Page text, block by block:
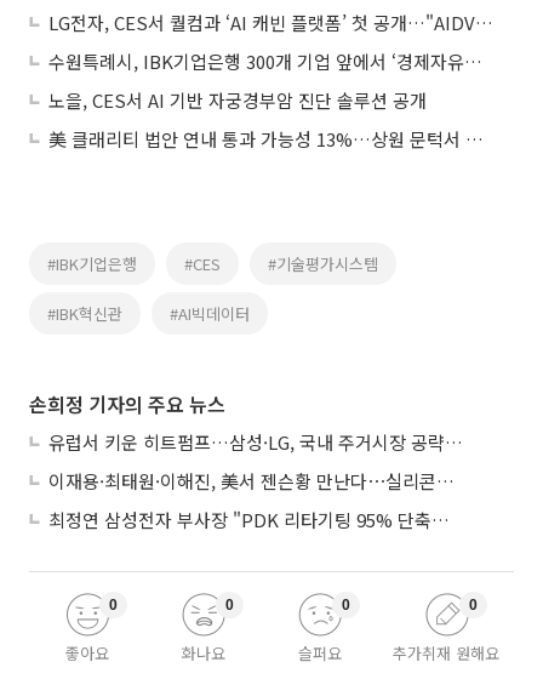
LG전자, CES서 퀄컴과 ‘AI 캐빈 플랫폼’ 첫 공개…"AIDV 기술력 눈길"
수원특례시, IBK기업은행 300개 기업 앞에서 ‘경제자유구역’ 전면 선언
노을, CES서 AI 기반 자궁경부암 진단 솔루션 공개
美 클래리티 법안 연내 통과 가능성 13%…상원 문턱서 제동
#IBK기업은행 #CES #기술평가시스템
#IBK혁신관 #AI빅데이터
손희정 기자의 주요 뉴스
유럽서 키운 히트펌프…삼성·LG, 국내 주거시장 공략 ‘속도’
이재용·최태원·이해진, 美서 젠슨황 만난다⋯실리콘밸리 집결하는 AI리더
최정연 삼성전자 부사장 "PDK 리타기팅 95% 단축…에이전트 AI 시범 활용"
좋아요
0
화나요
0
슬퍼요
0
추가취재 원해요
0